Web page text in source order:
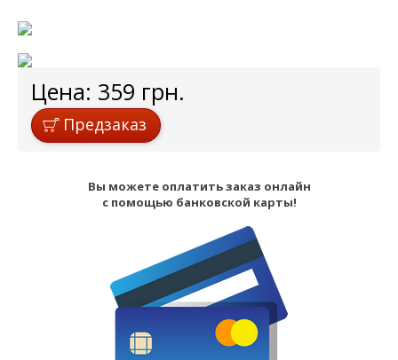
Цена: 359 грн.
Предзаказ
Вы можете оплатить заказ онлайн
с помощью банковской карты!